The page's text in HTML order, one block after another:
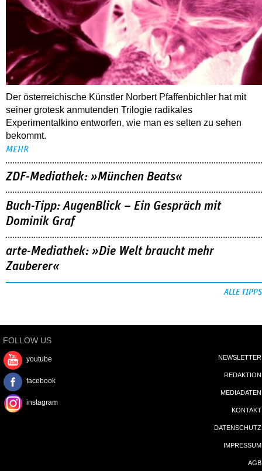
Der österreichische Künstler Norbert Pfaffenbichler hat mit
seiner grotesk anmutenden Trilogie radikales
Experimentalkino entworfen, wie man es selten zu sehen
bekommt.
MEHR
ZDF-Mediathek: »München Beats«
Buch-Tipp: AugenBlick – Ein Gespräch mit
Dominik Graf
arte-Mediathek: »Die Welt braucht mehr
Zauberer«
ALLE TIPPS
FOLLOW US
youtube
facebook
instagram
NEWSLETTER
REDAKTION
MEDIADATEN
KONTAKT
DATENSCHUTZ
IMPRESSUM
AGB